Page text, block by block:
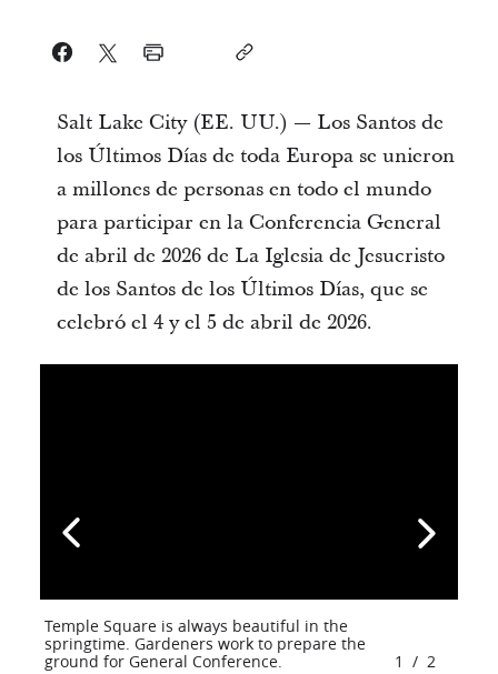
Salt Lake City (EE. UU.) — Los Santos de
los Últimos Días de toda Europa se unieron
a millones de personas en todo el mundo
para participar en la Conferencia General
de abril de 2026 de La Iglesia de Jesucristo
de los Santos de los Últimos Días, que se
celebró el 4 y el 5 de abril de 2026.
Temple Square is always beautiful in the
springtime. Gardeners work to prepare the
ground for General Conference.
1 / 2